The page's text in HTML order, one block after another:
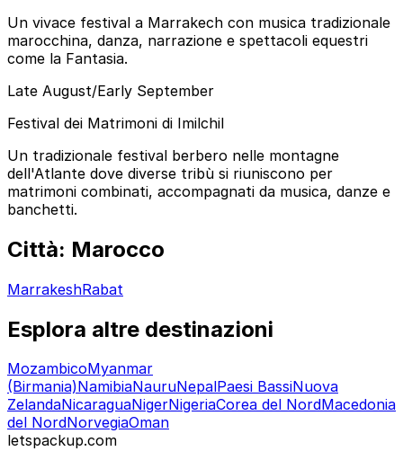
Un vivace festival a Marrakech con musica tradizionale
marocchina, danza, narrazione e spettacoli equestri
come la Fantasia.
Late August/Early September
Festival dei Matrimoni di Imilchil
Un tradizionale festival berbero nelle montagne
dell'Atlante dove diverse tribù si riuniscono per
matrimoni combinati, accompagnati da musica, danze e
banchetti.
Città: Marocco
MarrakeshRabat
Esplora altre destinazioni
MozambicoMyanmar
(Birmania)NamibiaNauruNepalPaesi BassiNuova
ZelandaNicaraguaNigerNigeriaCorea del NordMacedonia
del NordNorvegiaOman
letspackup.com